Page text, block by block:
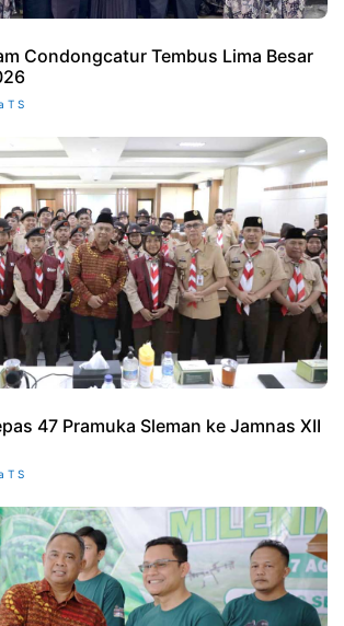
Condongcatur Tembus Lima Besar
T S
47 Pramuka Sleman ke Jamnas XII
T S